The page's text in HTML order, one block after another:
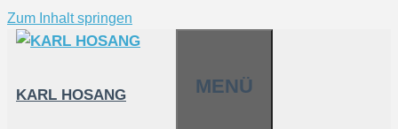
Zum Inhalt springen
KARL HOSANG MENÜ